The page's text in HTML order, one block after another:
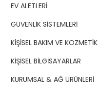
EV ALETLERİ
GÜVENLİK SİSTEMLERİ
KİŞİSEL BAKIM VE KOZMETİK
KİŞİSEL BİLGİSAYARLAR
KURUMSAL & AĞ ÜRÜNLERİ